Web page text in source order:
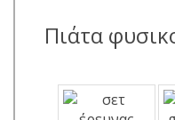
Πιάτα